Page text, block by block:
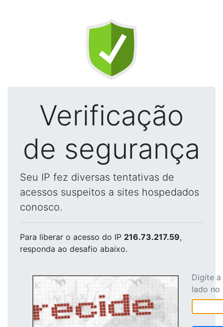
Verificação
de segurança
Seu IP fez diversas tentativas de
acessos suspeitos a sites hospedados
conosco.
Para liberar o acesso do IP 216.73.217.59,
responda ao desafio abaixo.
Digite
lado no